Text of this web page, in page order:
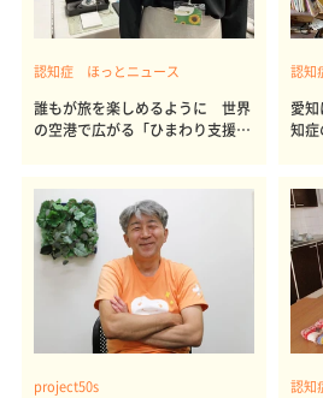
認知症 ほっとニュース
誰もが旅を楽しめるように 世界
の空港で広がる「ひまわり支援ス
認知
愛
知
project50s 認知